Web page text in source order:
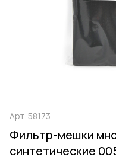
Арт. 58173
Фильтр-мешки
синтетические